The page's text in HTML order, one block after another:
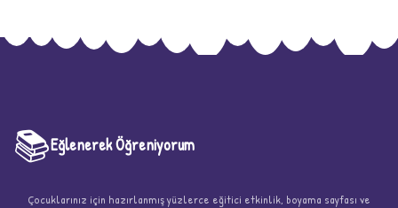
★
📚Eğlenerek Öğreniyorum
Çocuklarınız için hazırlanmış yüzlerce eğitici etkinlik, boyama sayfası ve